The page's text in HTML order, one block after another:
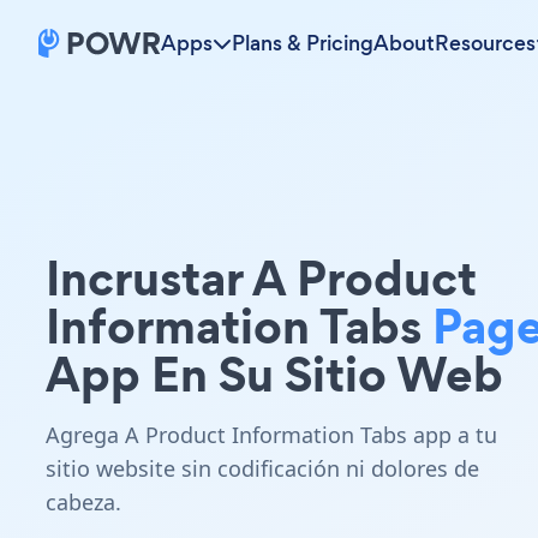
Apps Plans & PricingAboutResources
Incrustar A Product
Information Tabs
App En Su Sitio Web
Agrega A Product Information Tabs app a tu
sitio website sin codificación ni dolores de
cabeza.